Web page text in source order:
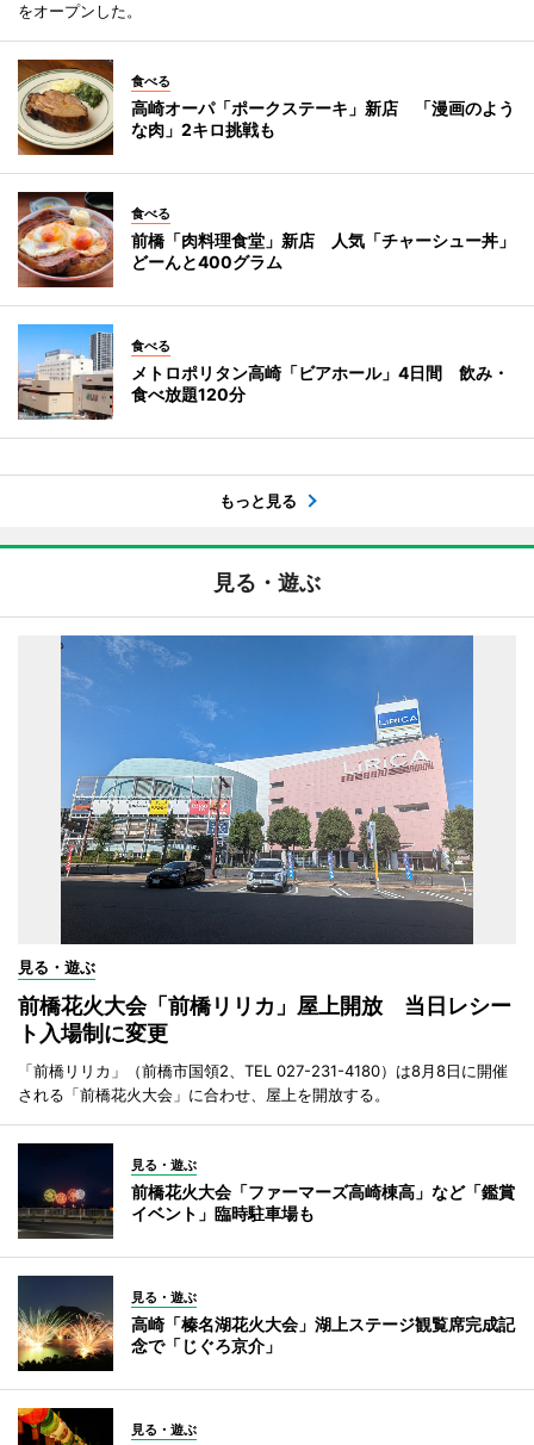
をオープンした。
食べる
高崎オーパ「ポークステーキ」新店 「漫画のよう
な肉」2キロ挑戦も
食べる
前橋「肉料理食堂」新店 人気「チャーシュー丼」
どーんと400グラム
食べる
メトロポリタン高崎「ビアホール」4日間 飲み・
食べ放題120分
もっと見る
見る・遊ぶ
見る・遊ぶ
前橋花火大会「前橋リリカ」屋上開放 当日レシー
ト入場制に変更
「前橋リリカ」（前橋市国領2、TEL 027-231-4180）は8月8日に開催
される「前橋花火大会」に合わせ、屋上を開放する。
見る・遊ぶ
前橋花火大会「ファーマーズ高崎棟高」など「鑑賞
イベント」臨時駐車場も
見る・遊ぶ
高崎「榛名湖花火大会」湖上ステージ観覧席完成記
念で「じぐろ京介」
見る・遊ぶ